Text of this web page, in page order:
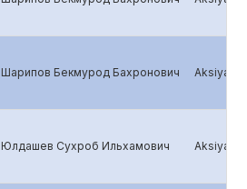
Шарипов Бекмурод Бахронович
Юлдашев Сухроб Ильхамович